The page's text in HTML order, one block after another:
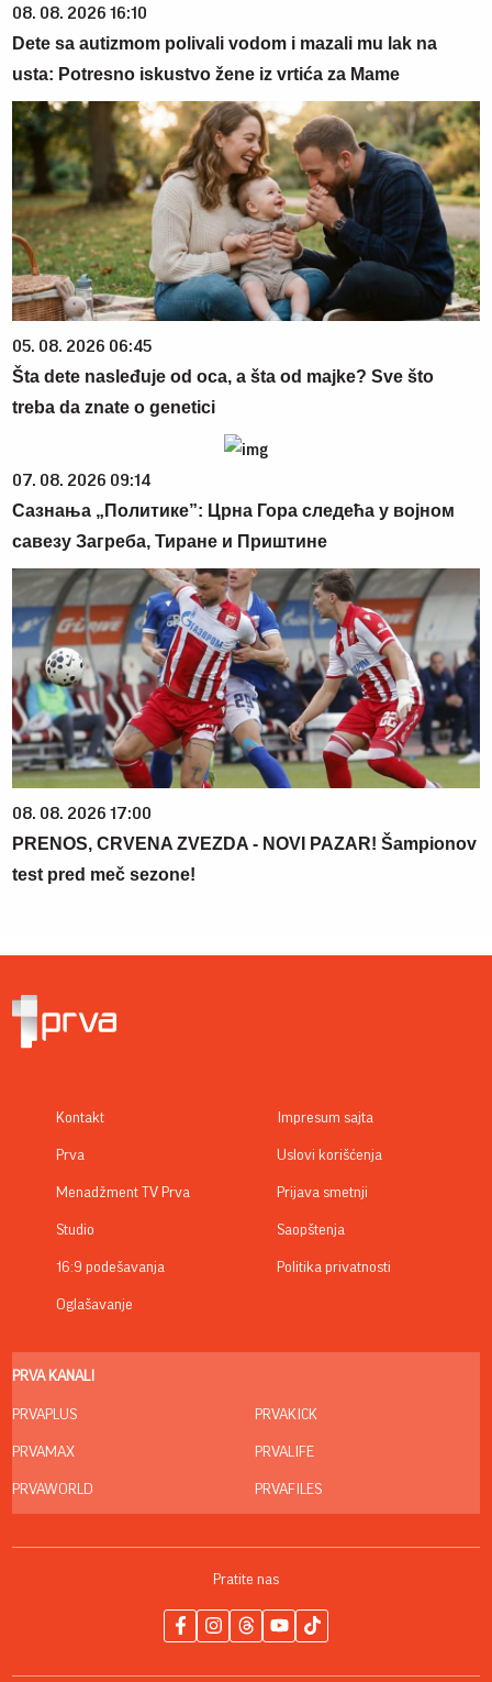
08. 08. 2026 16:10
Dete sa autizmom polivali vodom i mazali mu lak na
usta: Potresno iskustvo žene iz vrtića za Mame
05. 08. 2026 06:45
Šta dete nasleđuje od oca, a šta od majke? Sve što
treba da znate o genetici
07. 08. 2026 09:14
Сазнања „Политике”: Црна Гора следећа у војном
савезу Загреба, Тиране и Приштине
08. 08. 2026 17:00
PRENOS, CRVENA ZVEZDA - NOVI PAZAR! Šampionov
test pred meč sezone!
Kontakt
Prva
Menadžment TV Prva
Studio
16:9 podešavanja
Oglašavanje
Impresum sajta
Uslovi korišćenja
Prijava smetnji
Saopštenja
Politika privatnosti
PRVA KANALI
PRVAPLUS
PRVAMAX
PRVAWORLD
PRVAKICK
PRVALIFE
PRVAFILES
Pratite nas